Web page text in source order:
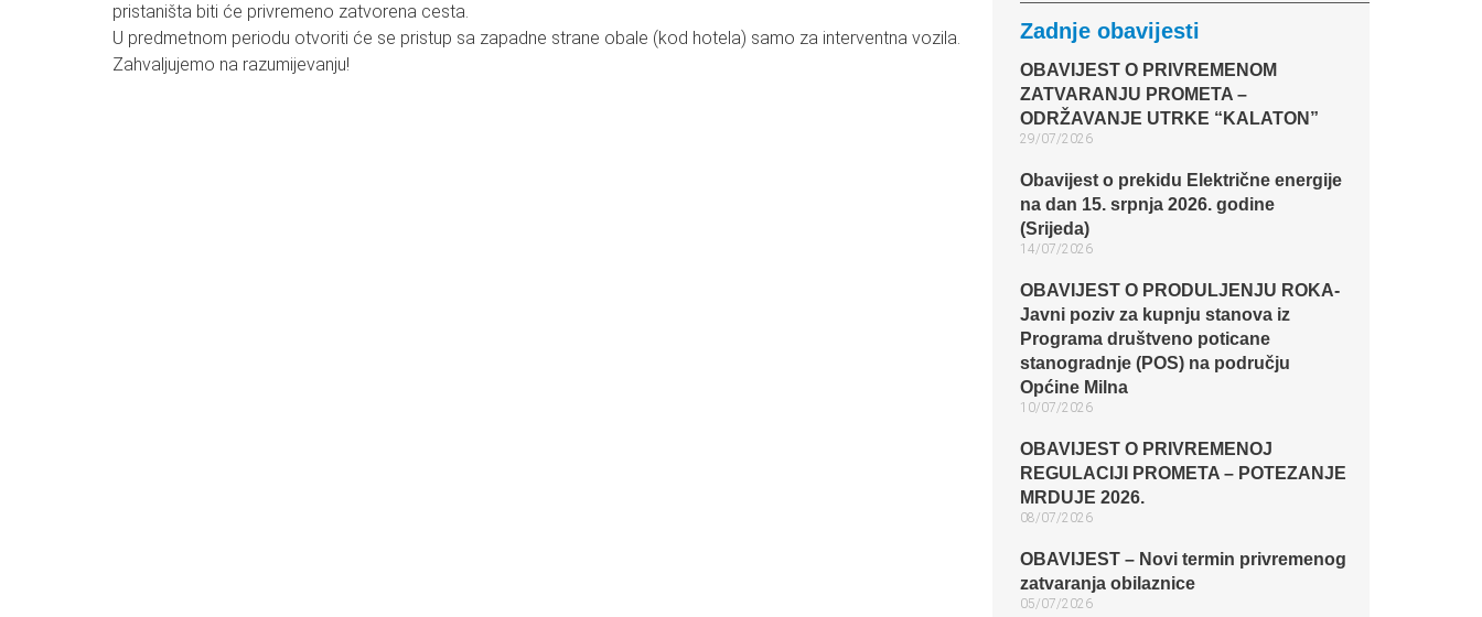
pristaništa biti će privremeno zatvorena cesta.
U predmetnom periodu otvoriti će se pristup sa zapadne strane obale (kod hotela) samo za interventna vozila.
Zahvaljujemo na razumijevanju!
Zadnje obavijesti
OBAVIJEST O PRIVREMENOM
ZATVARANJU PROMETA –
ODRŽAVANJE UTRKE “KALATON”
29/07/2026
Obavijest o prekidu Električne energije
na dan 15. srpnja 2026. godine
(Srijeda)
14/07/2026
OBAVIJEST O PRODULJENJU ROKA-
Javni poziv za kupnju stanova iz
Programa društveno poticane
stanogradnje (POS) na području
Općine Milna
10/07/2026
OBAVIJEST O PRIVREMENOJ
REGULACIJI PROMETA – POTEZANJE
MRDUJE 2026.
08/07/2026
OBAVIJEST – Novi termin privremenog
zatvaranja obilaznice​
05/07/2026